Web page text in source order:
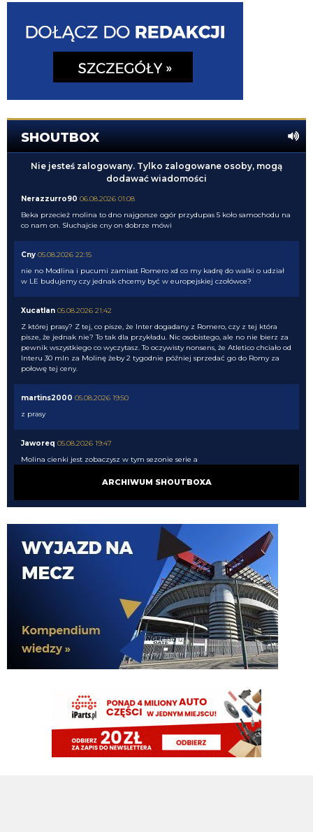
SHOUTBOX
Nie jesteś zalogowany. Tylko zalogowane osoby, mogą
dodawać wiadomości
Nerazzurro90 06.08.2026 01:08
Beka przecież molina to dno najgorsze ogór przydupas 5 koło samochodu na
co nam on. Słuchajcie cny on dobrze mówi
Cny 05.08.2026 22:15
nie no Modlina i pucumi zamiast Romero xd co my kadrę do walki o udział
w LE budujemy czy jednak chcemy być w europejskiej czołówce?
Xucatlan 05.08.2026 21:42
Z której prasy? Z tej, co pisze, że Inter dogadany z Romero, czy z tej która
pisze, że jednak nie? To tak dla przykładu. Nic osobistego, ale no nie bierz za
pewnik wszystkiego co wyczytasz. To oczywisty nonsens, że Atletico chciało od
Interu 30 mln za Molinę żeby 2 tygodnie później sprzedać go do Romy za
połowę tej ceny.
martins2000 05.08.2026 19:50
z prasy
Jaworeq 05.08.2026 19:47
Molina cienki jest zobaczysz w tym sezonie serie a
Ausilio jak pytał o Molinę to 30 chcieli
timon 05.08.2026 19:44
Zarobkami wyszloby podobnie
timon 05.08.2026 19:44
Molina niby za 13mln plus 4 bonusy. Jak mialbym te 40mln to wolalbym za
to wziac dwojke Lucumi- Molina i mamy kadre gotową
05.08.2026 19:42
Ostatnie dwa sezony połowę opuścił, wcześniej grał prawie wszystko, o
dziwo w pl ostatnie 4 sezony tylko 2 czerwone...a niby taka nagonka ile to
ARCHIWUM SHOUTBOXA